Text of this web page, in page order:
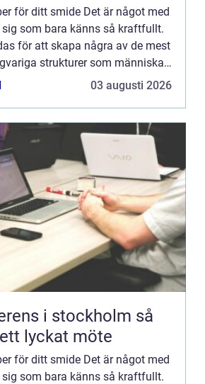
för ditt smide Det är något med
som bara känns så kraftfullt.
för att skapa några av de mest
strukturer som människan
detta tack vare en process so...
03 augusti 2026
i stockholm så
lyckat möte
för ditt smide Det är något med
som bara känns så kraftfullt.